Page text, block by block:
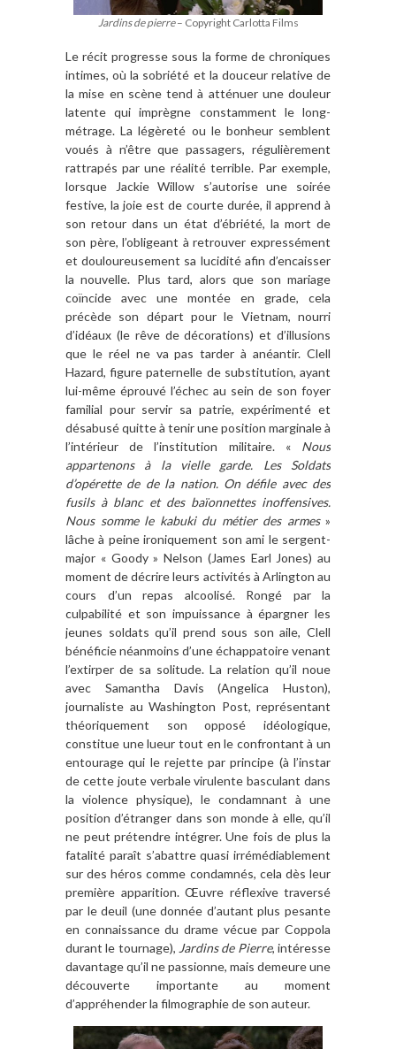
Jardins de pierre– Copyright Carlotta Films
Le récit progresse sous la forme de chroniques
intimes, où la sobriété et la douceur relative de
la mise en scène tend à atténuer une douleur
latente qui imprègne constamment le long-
métrage. La légèreté ou le bonheur semblent
voués à n’être que passagers, régulièrement
rattrapés par une réalité terrible. Par exemple,
lorsque Jackie Willow s’autorise une soirée
festive, la joie est de courte durée, il apprend à
son retour dans un état d’ébriété, la mort de
son père, l’obligeant à retrouver expressément
et douloureusement sa lucidité afin d’encaisser
la nouvelle. Plus tard, alors que son mariage
coïncide avec une montée en grade, cela
précède son départ pour le Vietnam, nourri
d’idéaux (le rêve de décorations) et d’illusions
que le réel ne va pas tarder à anéantir. Clell
Hazard, figure paternelle de substitution, ayant
lui-même éprouvé l’échec au sein de son foyer
familial pour servir sa patrie, expérimenté et
désabusé quitte à tenir une position marginale à
l’intérieur de l’institution militaire. « Nous
appartenons à la vielle garde. Les Soldats
d’opérette de de la nation. On défile avec des
fusils à blanc et des baïonnettes inoffensives.
Nous somme le kabuki du métier des armes»
lâche à peine ironiquement son ami le sergent-
major « Goody » Nelson (James Earl Jones) au
moment de décrire leurs activités à Arlington au
cours d’un repas alcoolisé. Rongé par la
culpabilité et son impuissance à épargner les
jeunes soldats qu’il prend sous son aile, Clell
bénéficie néanmoins d’une échappatoire venant
l’extirper de sa solitude. La relation qu’il noue
avec Samantha Davis (Angelica Huston),
journaliste au Washington Post, représentant
théoriquement son opposé idéologique,
constitue une lueur tout en le confrontant à un
entourage qui le rejette par principe (à l’instar
de cette joute verbale virulente basculant dans
la violence physique), le condamnant à une
position d’étranger dans son monde à elle, qu’il
ne peut prétendre intégrer. Une fois de plus la
fatalité paraît s’abattre quasi irrémédiablement
sur des héros comme condamnés, cela dès leur
première apparition. Œuvre réflexive traversé
par le deuil (une donnée d’autant plus pesante
en connaissance du drame vécue par Coppola
durant le tournage), Jardins de Pierre, intéresse
davantage qu’il ne passionne, mais demeure une
découverte importante au moment
d’appréhender la filmographie de son auteur.